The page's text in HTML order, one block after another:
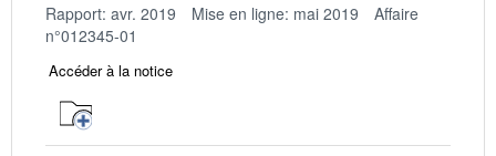
Rapport: avr. 2019 Mise en ligne: mai 2019
Affaire
n°012345-01
Accéder à la notice